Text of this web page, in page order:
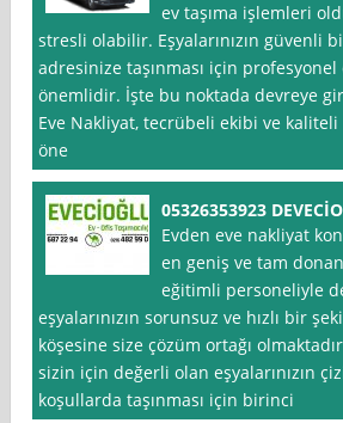
ev taşıma işlemleri
stresli olabilir. Eşyalarınızın güvenli
adresinize taşınması için
önemlidir. İşte bu noktada devreye
Eve Nakliyat, tecrübeli ekibi ve kaliteli
öne
05326353923
Evden eve nakliyat
en geniş ve tam
eğitimli personeliyle
eşyalarınızın sorunsuz ve hızlı bir
köşesine size çözüm ortağı
sizin için değerli olan eşyalarınızın
koşullarda taşınması için birinci